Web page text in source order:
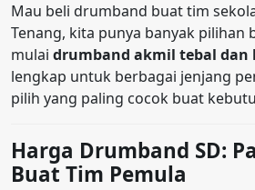
Mau beli drumband buat tim
Tenang, kita punya banyak pilihan
mulai drumband akmil tebal dan
lengkap untuk berbagai jenjang
pilih yang paling cocok buat
Harga Drumband SD:
Buat Tim Pemula